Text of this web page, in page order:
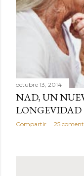
octubre 13, 2014
NAD, UN
LONGEVIDAD
Compartir 25